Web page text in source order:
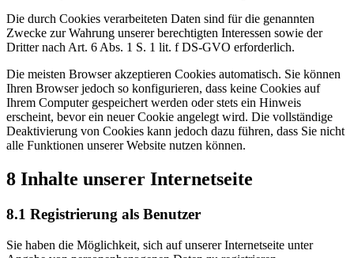
Die durch Cookies verarbeiteten Daten sind für die genannten
Zwecke zur Wahrung unserer berechtigten Interessen sowie der
Dritter nach Art. 6 Abs. 1 S. 1 lit. f DS-GVO erforderlich.
Die meisten Browser akzeptieren Cookies automatisch. Sie können
Ihren Browser jedoch so konfigurieren, dass keine Cookies auf
Ihrem Computer gespeichert werden oder stets ein Hinweis
erscheint, bevor ein neuer Cookie angelegt wird. Die vollständige
Deaktivierung von Cookies kann jedoch dazu führen, dass Sie nicht
alle Funktionen unserer Website nutzen können.
8 Inhalte unserer Internetseite
8.1 Registrierung als Benutzer
Sie haben die Möglichkeit, sich auf unserer Internetseite unter